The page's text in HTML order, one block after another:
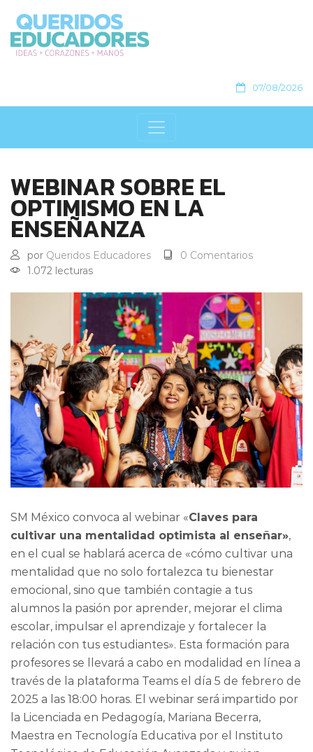
07/08/2026
WEBINAR SOBRE EL
OPTIMISMO EN LA
ENSEÑANZA
por Queridos Educadores
0 Comentarios
1.072 lecturas
SM México convoca al webinar «Claves para
cultivar una mentalidad optimista al enseñar»,
en el cual se hablará acerca de «cómo cultivar una
mentalidad que no solo fortalezca tu bienestar
emocional, sino que también contagie a tus
alumnos la pasión por aprender, mejorar el clima
escolar, impulsar el aprendizaje y fortalecer la
relación con tus estudiantes». Esta formación para
profesores se llevará a cabo en modalidad en línea a
través de la plataforma Teams el día 5 de febrero de
2025 a las 18:00 horas. El webinar será impartido por
la Licenciada en Pedagogía, Mariana Becerra,
Maestra en Tecnología Educativa por el Instituto